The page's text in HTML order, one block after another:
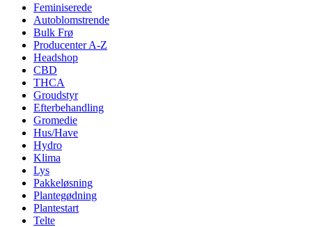
Feminiserede
Autoblomstrende
Bulk Frø
Producenter A-Z
Headshop
CBD
THCA
Groudstyr
Efterbehandling
Gromedie
Hus/Have
Hydro
Klima
Lys
Pakkeløsning
Plantegødning
Plantestart
Telte